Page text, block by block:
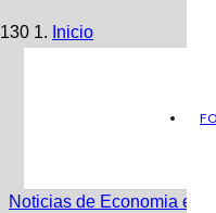
Inicio
Noticias de Economia en